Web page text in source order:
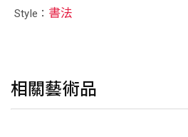
Style： 書法
相關藝術品